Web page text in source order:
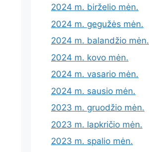
2024 m. birželio mėn.
2024 m. gegužės mėn.
2024 m. balandžio mėn.
2024 m. kovo mėn.
2024 m. vasario mėn.
2024 m. sausio mėn.
2023 m. gruodžio mėn.
2023 m. lapkričio mėn.
2023 m. spalio mėn.